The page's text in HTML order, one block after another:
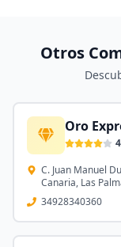
Otros
Oro
C. Juan Manuel
Canaria, Las
34928340360